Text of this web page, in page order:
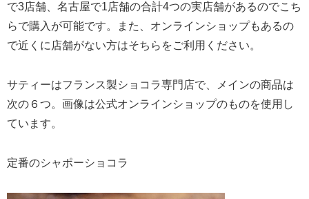
で3店舗、名古屋で1店舗の合計4つの実店舗があるのでこち
らで購入が可能です。また、オンラインショップもあるの
で近くに店舗がない方はそちらをご利用ください。
サティーはフランス製ショコラ専門店で、メインの商品は
次の６つ。画像は公式オンラインショップのものを使用し
ています。
定番のシャポーショコラ